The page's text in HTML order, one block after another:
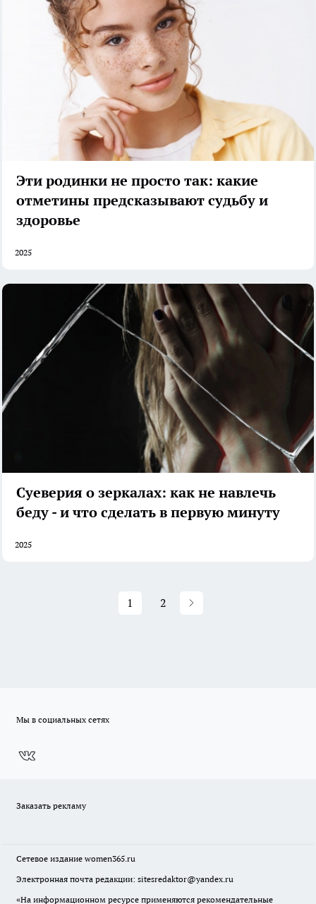
Эти родинки не просто так: какие
отметины предсказывают судьбу и
здоровье
2025
Суеверия о зеркалах: как не навлечь
беду - и что сделать в первую минуту
2025
1 2
Мы в социальных сетях
Заказать рекламу
Сетевое издание women365.ru
Электронная почта редакции: sitesredaktor@yandex.ru
«На информационном ресурсе применяются рекомендательные